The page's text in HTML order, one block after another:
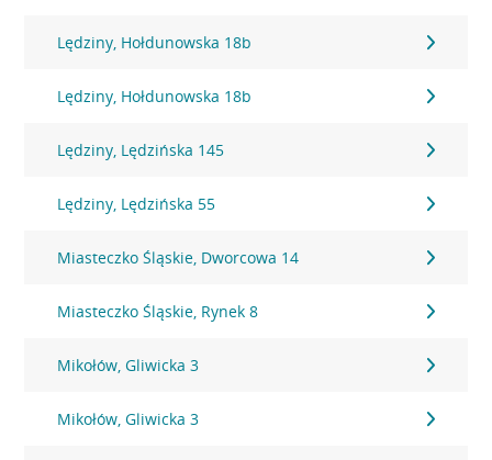
Lędziny, Hołdunowska 18b
Lędziny, Hołdunowska 18b
Lędziny, Lędzińska 145
Lędziny, Lędzińska 55
Miasteczko Śląskie, Dworcowa 14
Miasteczko Śląskie, Rynek 8
Mikołów, Gliwicka 3
Mikołów, Gliwicka 3